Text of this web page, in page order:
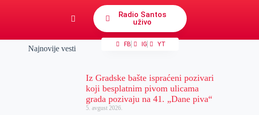
Radio Santos
uživo
FB IG YT
Najnovije vesti
Iz Gradske bašte ispraćeni pozivari
koji besplatnim pivom ulicama
grada pozivaju na 41. „Dane piva“
5. avgust 2026.